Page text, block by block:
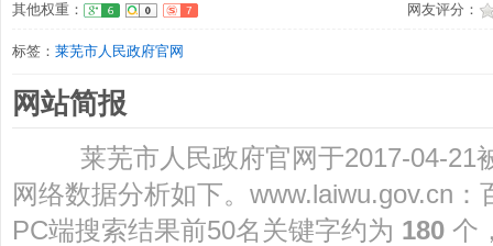
其他权重： 网友评分：
标签： 莱芜市人民政府官网
网站简报
莱芜市人民政府官网于2017-04-21
网络数据分析如下。www.laiwu.gov.cn：
PC端搜索结果前50名关键字约为 180 个